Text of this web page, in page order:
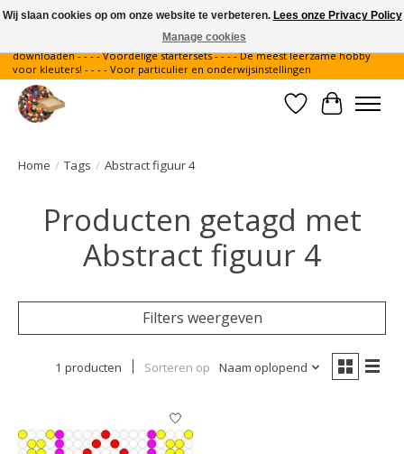
Gratis verzending binnen Nederland - - - - Legvoorbeelden gratis te
downloaden - - - - Voordelige startersets - - - - De meest leerzame hobby
voor kleuters! - - - - Voor particulier en onderwijsinstellingen
Verlanglijst
Home / Tags / Abstract figuur 4
Producten getagd met
Abstract figuur 4
Filters weergeven
1 producten Sorteren op Naam oplopend
Wij slaan cookies op om onze website te verbeteren. Lees onze Privacy Policy
Manage cookies